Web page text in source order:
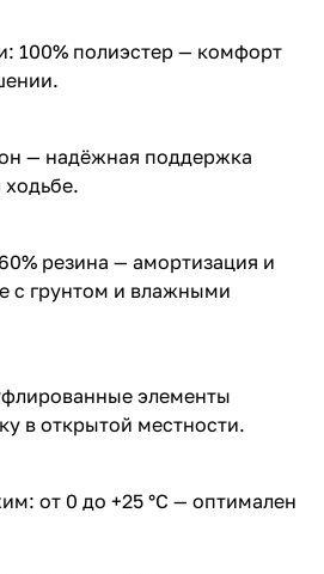
100% полиэстер — комфорт
— надёжная поддержка
резина — амортизация и
с грунтом и влажными
элементы
в открытой местности.
от 0 до +25 °C — оптимален